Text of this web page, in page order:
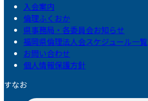
入会案内
倫理ふくおか
県事務局・各委員会お知らせ
福岡県倫理法人会スケジュール一覧
お問い合わせ
個人情報保護方針
すなお